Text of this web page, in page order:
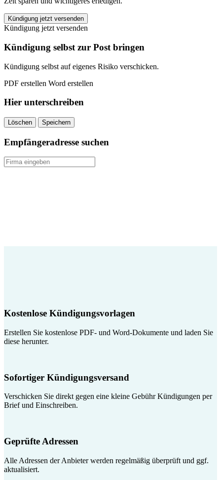
Fortis
Deutschland
Lebensversicherung
kündigen
quantity
Kündigung jetzt versenden
Kündigung jetzt versenden
Kündigung selbst zur Post bringen
Kündigung selbst auf eigenes Risiko verschicken.
PDF erstellen Word erstellen
Hier unterschreiben
Löschen Speichern
Empfängeradresse suchen
Kostenlose Kündigungsvorlagen
Erstellen Sie kostenlose PDF- und Word-Dokumente und laden Sie
diese herunter.
Sofortiger Kündigungsversand
Verschicken Sie direkt gegen eine kleine Gebühr Kündigungen per
Brief und Einschreiben.
Geprüfte Adressen
Alle Adressen der Anbieter werden regelmäßig überprüft und ggf.
aktualisiert.